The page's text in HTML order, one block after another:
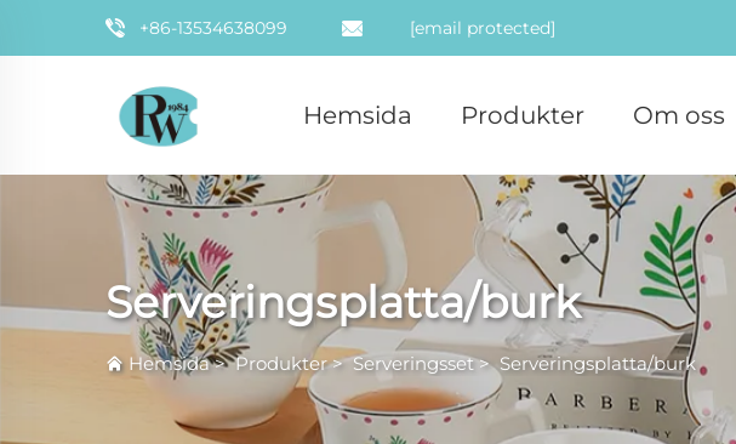
+86-13534638099 [email protected]
Hemsida Produkter Om oss
Serveringsplatta/burk
Hemsida>Produkter>Serveringsset> Serveringsplatta/burk